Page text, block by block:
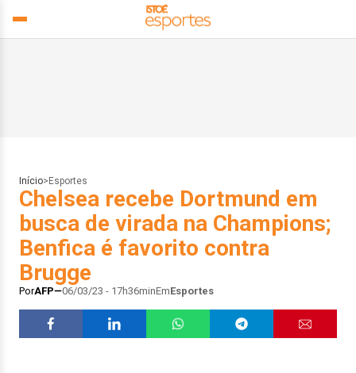
Início> Esportes
Chelsea recebe Dortmund em
busca de virada na Champions;
Benfica é favorito contra
Brugge
PorAFP 06/03/23 - 17h36minEmEsportes